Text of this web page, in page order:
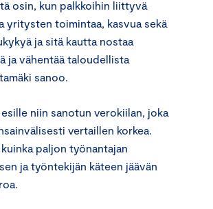
osin, kun palkkoihin liittyvä
yritysten toimintaa, kasvua sekä
ja sitä kautta nostaa
ja vähentää taloudellista
sanoo.
niin sanotun verokiilan, joka
vertaillen korkea.
paljon työnantajan
ja työntekijän käteen jäävän